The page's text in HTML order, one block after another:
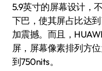
5.9英寸的屏幕设计，
下巴，使其屏占比达
加震撼。而且，
屏，屏幕像素排列方
到750nits。